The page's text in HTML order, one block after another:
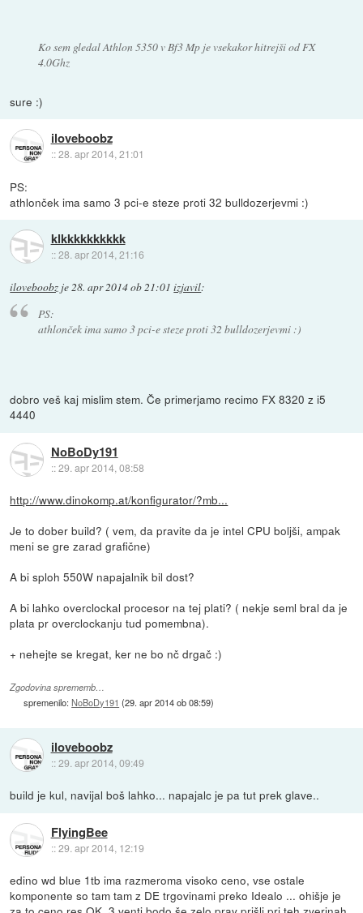
Ko sem gledal Athlon 5350 v Bf3 Mp je vsekakor hitrejši od FX
4.0Ghz
sure :)
iloveboobz
::28. apr 2014, 21:01
PS:
athlonček ima samo 3 pci-e steze proti 32 bulldozerjevmi :)
klkkkkkkkkkk
::28. apr 2014, 21:16
iloveboobz je28. apr 2014 ob 21:01 izjavil:
PS:
athlonček ima samo 3 pci-e steze proti 32 bulldozerjevmi :)
dobro veš kaj mislim stem. Če primerjamo recimo FX 8320 z i5
4440
NoBoDy191
::29. apr 2014, 08:58
http://www.dinokomp.at/konfigurator/?mb...
Je to dober build? ( vem, da pravite da je intel CPU boljši, ampak
meni se gre zarad grafične)
A bi sploh 550W napajalnik bil dost?
A bi lahko overclockal procesor na tej plati? ( nekje seml bral da je
plata pr overclockanju tud pomembna).
+ nehejte se kregat, ker ne bo nč drgač :)
Zgodovina sprememb…
spremenilo:NoBoDy191 (29. apr 2014 ob 08:59)
iloveboobz
::29. apr 2014, 09:49
build je kul, navijal boš lahko... napajalc je pa tut prek glave..
FlyingBee
::29. apr 2014, 12:19
edino wd blue 1tb ima razmeroma visoko ceno, vse ostale
komponente so tam tam z DE trgovinami preko Idealo ... ohišje je